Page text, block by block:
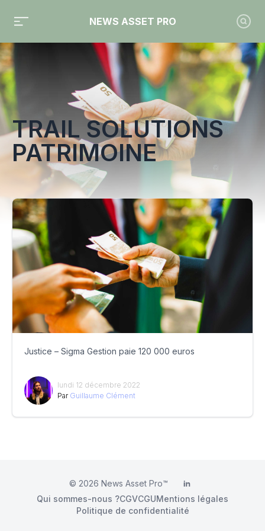
NEWS ASSET PRO
Toute l'actualité sur le tag "Trail Solutions Patrimoine"
TRAIL SOLUTIONS
PATRIMOINE
Justice – Sigma Gestion paie 120 000 euros
lundi 12 décembre 2022
Par Guillaume Clément
© 2026 News Asset Pro™ LinkedIn
Qui sommes-nous ?CGVCGUMentions légales
Politique de confidentialité